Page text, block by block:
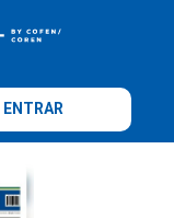
ENTRAR